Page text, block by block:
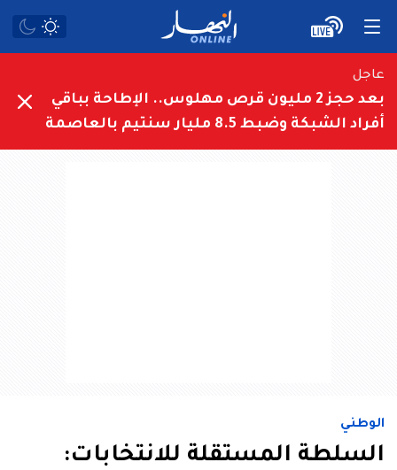
عاجل
بعد حجز 2 مليون قرص مهلوس.. الإطاحة بباقي
أفراد الشبكة وضبط 8.5 مليار سنتيم بالعاصمة
الوطني
السلطة المستقلة للانتخابات: